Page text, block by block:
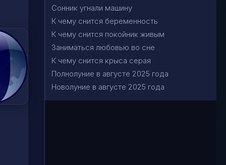
Сонник угнали машину
К чему снится беременность
К чему снится покойник живым
Заниматься любовью во сне
К чему снится крыса серая
Полнолуние в августе 2025 года
Новолуние в августе 2025 года